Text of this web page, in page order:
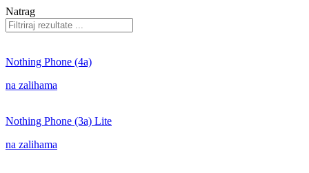
Natrag
Nothing Phone (4a)
na zalihama
Nothing Phone (3a) Lite
na zalihama